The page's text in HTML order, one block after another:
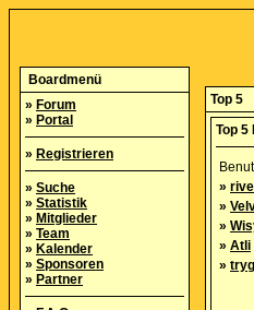
Boardmenü
» Forum
» Portal
» Registrieren
» Suche
» Statistik
» Mitglieder
» Team
» Kalender
» Sponsoren
» Partner
Top 5
Top 5
»
»
»
» Atli
»